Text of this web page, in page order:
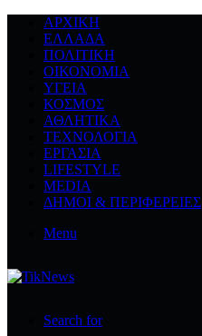
ΑΡΧΙΚΉ
ΕΛΛΆΔΑ
ΠΟΛΙΤΙΚΉ
ΟΙΚΟΝΟΜΊΑ
ΥΓΕΊΑ
ΚΌΣΜΟΣ
ΑΘΛΗΤΙΚΆ
ΤΕΧΝΟΛΟΓΙΆ
ΕΡΓΑΣΊΑ
LIFESTYLE
MEDIA
ΔΉΜΟΙ & ΠΕΡΙΦΈΡΕΙΕΣ
Menu
Search for